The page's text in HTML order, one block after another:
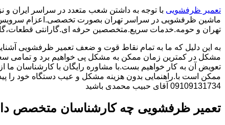
تعمیر ظرفشویی با توجه به داشتن شعب متعدد در سراسر ایران و
ماشین ظرفشویی در سراسر تهران بصورت تخصصی.اعزام
تهران و حومه.خدمات سریع.متخصصین حرفه ای.گارانتی
به این دلیل که ما به تمام نقاط قوت و ضعف تعمیر ظرفشویی
مشکل در کمترین زمان ممکن به مشکل پی خواهیم برد و تمامی
تعویض آن به کار خواهیم بست.با مشاوره رایگان با کارشناسان ما
ممکن است با.راهنمایی بدون هزینه مشکل و عیب دستگاه خود را
09109131734 آقای حبیب محمدی باشید
تعمیر ظرفشویی چه کارشناسان متخصص